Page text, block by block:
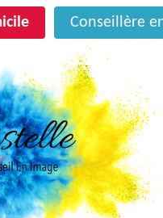
Conseillère